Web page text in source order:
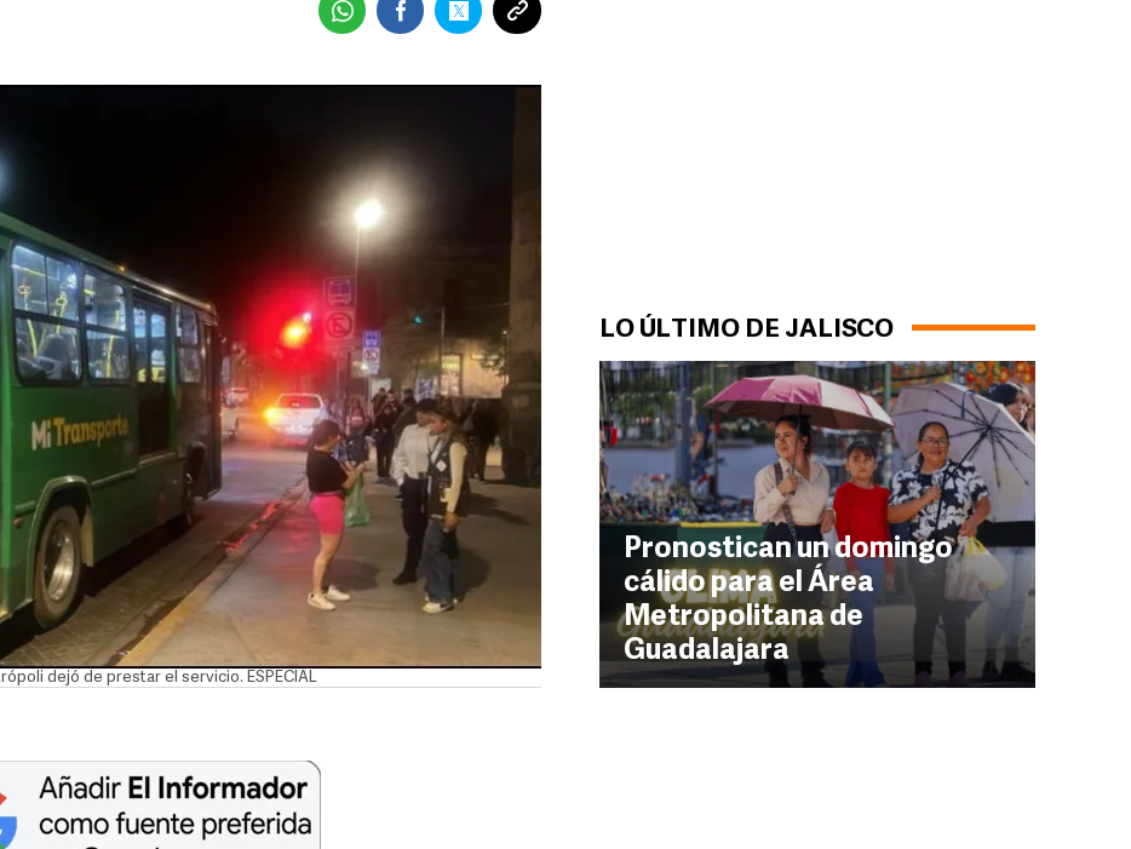
LO ÚLTIMO DE JALISCO
Pronostican un domingo
cálido para el Área
Metropolitana de
Guadalajara
dejó de prestar el servicio. ESPECIAL